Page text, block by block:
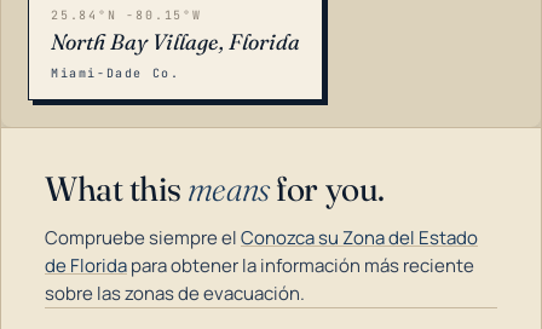
25.84°N -80.15°W
North Bay Village, Florida
Miami-Dade Co.
What this meansfor you.
Compruebe siempre elConozca su Zona del Estado
de Floridapara obtener la información más reciente
sobre las zonas de evacuación.